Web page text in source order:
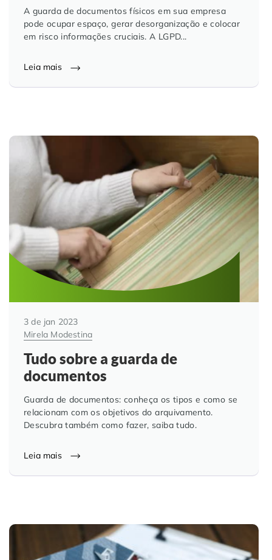
Controle e Organização de Documentos Físicos
A guarda de documentos físicos em sua empresa
pode ocupar espaço, gerar desorganização e colocar
em risco informações cruciais. A LGPD...
Leia mais
3 de jan 2023
Mirela Modestina
Tudo sobre a guarda de
documentos
Guarda de documentos: conheça os tipos e como se
relacionam com os objetivos do arquivamento.
Descubra também como fazer, saiba tudo.
Leia mais